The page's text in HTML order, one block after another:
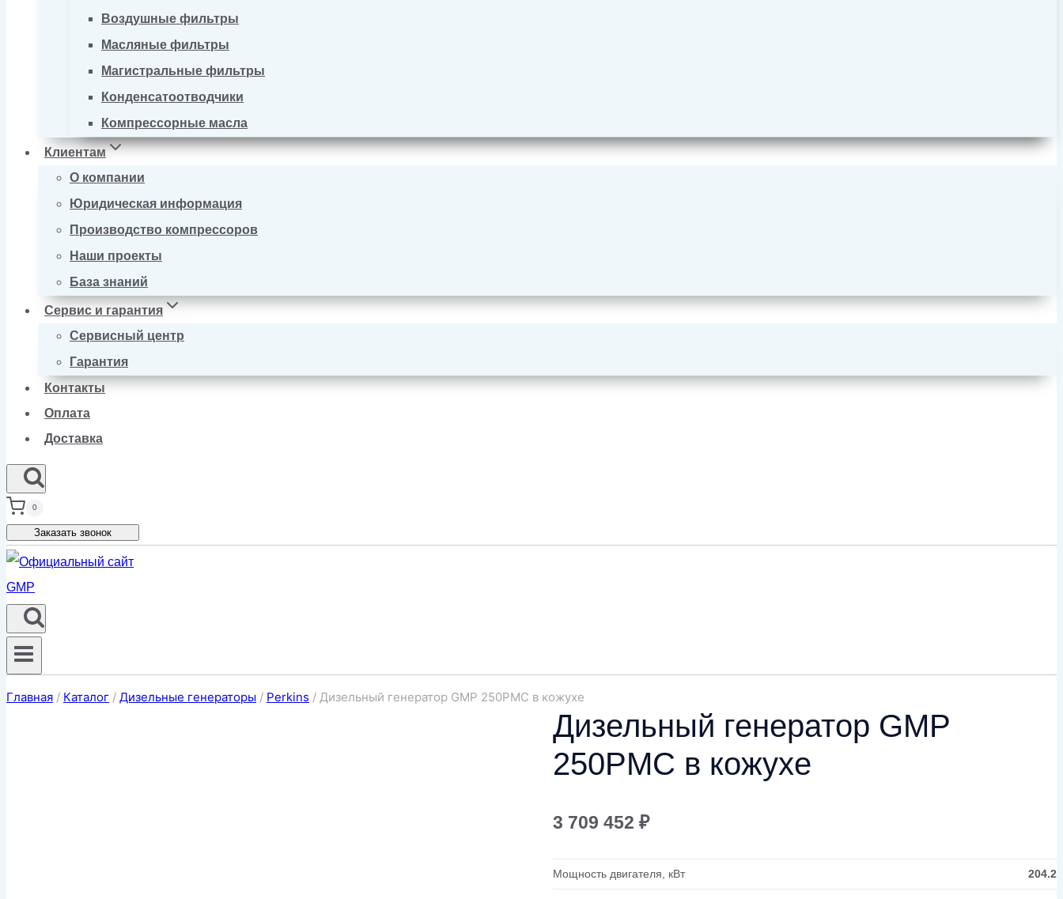
Воздушные фильтры
Масляные фильтры
Магистральные фильтры
Конденсатоотводчики
Компрессорные масла
Клиентам
О компании
Юридическая информация
Производство компрессоров
Наши проекты
База знаний
Сервис и гарантия
Сервисный центр
Гарантия
Контакты
Оплата
Доставка
0
Заказать звонок
Главная / Каталог / Дизельные генераторы / Perkins / Дизельный генератор GMP 250PMC в кожухе
Дизельный генератор GMP
250PMC в кожухе
3 709 452 ₽
Мощность двигателя, кВт 204.2